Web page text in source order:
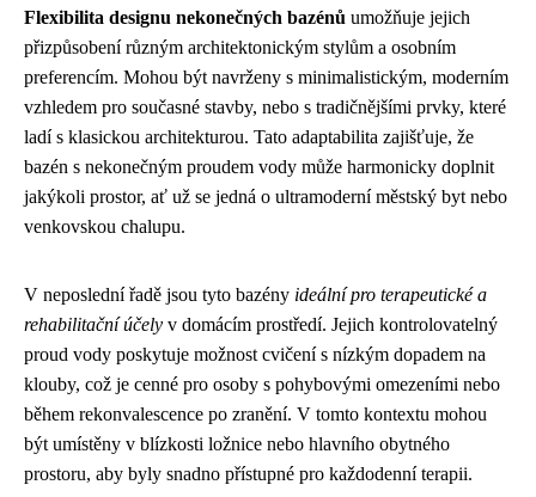
Flexibilita designu nekonečných bazénů umožňuje jejich
přizpůsobení různým architektonickým stylům a osobním
preferencím. Mohou být navrženy s minimalistickým, moderním
vzhledem pro současné stavby, nebo s tradičnějšími prvky, které
ladí s klasickou architekturou. Tato adaptabilita zajišťuje, že
bazén s nekonečným proudem vody může harmonicky doplnit
jakýkoli prostor, ať už se jedná o ultramoderní městský byt nebo
venkovskou chalupu.
V neposlední řadě jsou tyto bazény ideální pro terapeutické a
rehabilitační účely v domácím prostředí. Jejich kontrolovatelný
proud vody poskytuje možnost cvičení s nízkým dopadem na
klouby, což je cenné pro osoby s pohybovými omezeními nebo
během rekonvalescence po zranění. V tomto kontextu mohou
být umístěny v blízkosti ložnice nebo hlavního obytného
prostoru, aby byly snadno přístupné pro každodenní terapii.